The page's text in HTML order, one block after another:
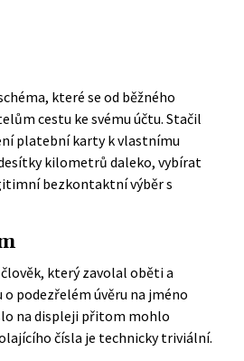
které se od běžného
cestu ke svému účtu. Stačil
platební karty k vlastnímu
kilometrů daleko, vybírat
bezkontaktní výběr s
který zavolal oběti a
podezřelém úvěru na jméno
na displeji přitom mohlo
čísla je technicky triviální.